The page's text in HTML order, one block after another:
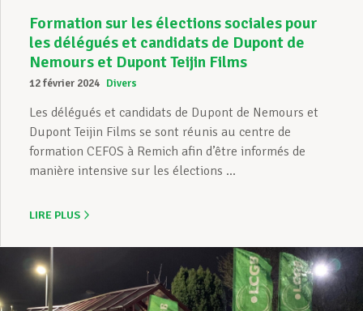
Formation sur les élections sociales pour
les délégués et candidats de Dupont de
Nemours et Dupont Teijin Films
12 février 2024 Divers
Les délégués et candidats de Dupont de Nemours et
Dupont Teijin Films se sont réunis au centre de
formation CEFOS à Remich afin d’être informés de
manière intensive sur les élections ...
LIRE PLUS